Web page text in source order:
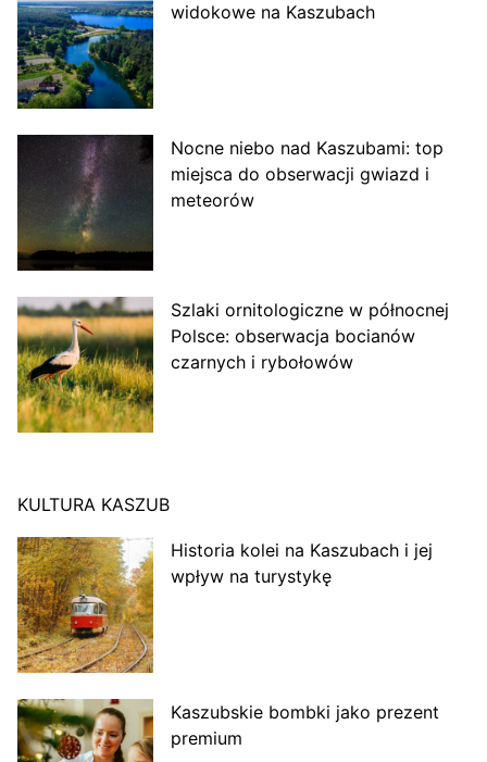
widokowe na Kaszubach
Nocne niebo nad Kaszubami: top
miejsca do obserwacji gwiazd i
meteorów
Szlaki ornitologiczne w północnej
Polsce: obserwacja bocianów
czarnych i rybołowów
KULTURA KASZUB
Historia kolei na Kaszubach i jej
wpływ na turystykę
Kaszubskie bombki jako prezent
premium